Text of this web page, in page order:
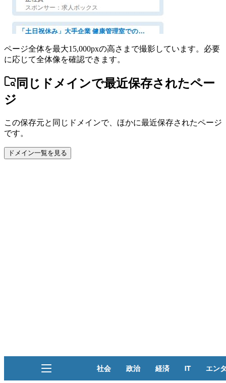
ページ全体を最大15,000pxの高さまで撮影しています。必要
に応じて全体像を確認できます。
同じドメインで最近保存されたペー
ジ
この保存元と同じドメインで、ほかに最近保存されたページ
です。
ドメイン一覧を見る